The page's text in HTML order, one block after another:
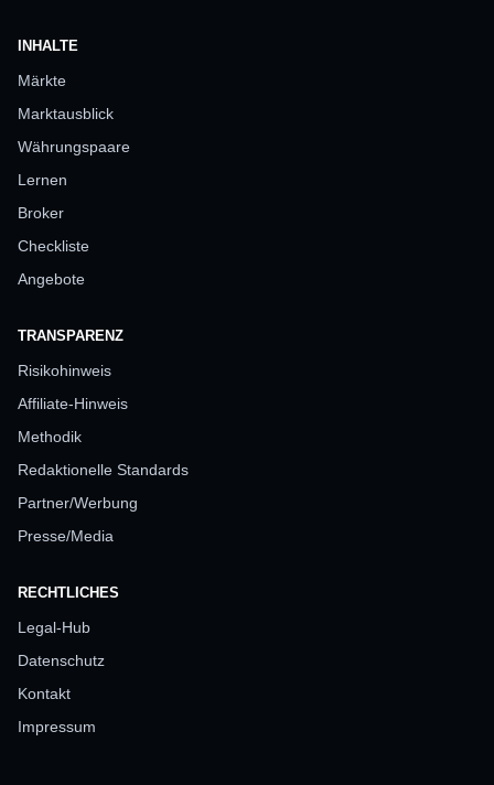
INHALTE
Märkte
Marktausblick
Währungspaare
Lernen
Broker
Checkliste
Angebote
TRANSPARENZ
Risikohinweis
Affiliate-Hinweis
Methodik
Redaktionelle Standards
Partner/Werbung
Presse/Media
RECHTLICHES
Legal-Hub
Datenschutz
Kontakt
Impressum